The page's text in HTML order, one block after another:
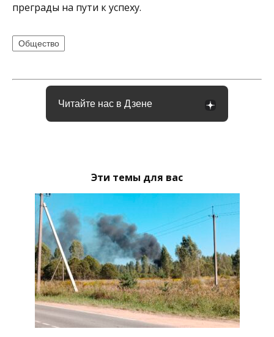
преграды на пути к успеху.
Общество
Читайте нас в Дзене
Эти темы для вас